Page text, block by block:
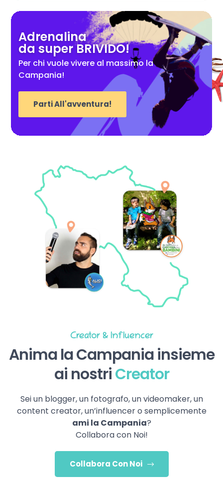
Adrenalina
da super BRIVIDO!
Per chi vuole vivere al massimo la
Campania!
Parti All'avventura!
Creator & Influencer
Anima la Campania insieme
ai nostriCreator
Sei un blogger, un fotografo, un videomaker, un
content creator, un’influencer o semplicemente
ami la Campania?
Collabora con Noi!
Collabora Con Noi